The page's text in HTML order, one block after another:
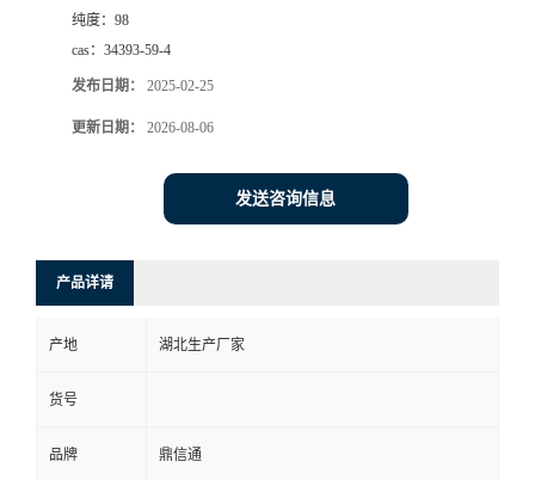
纯度： 98
cas： 34393-59-4
发布日期： 2025-02-25
更新日期： 2026-08-06
发送咨询信息
产品详请
产地 湖北生产厂家
货号
品牌 鼎信通